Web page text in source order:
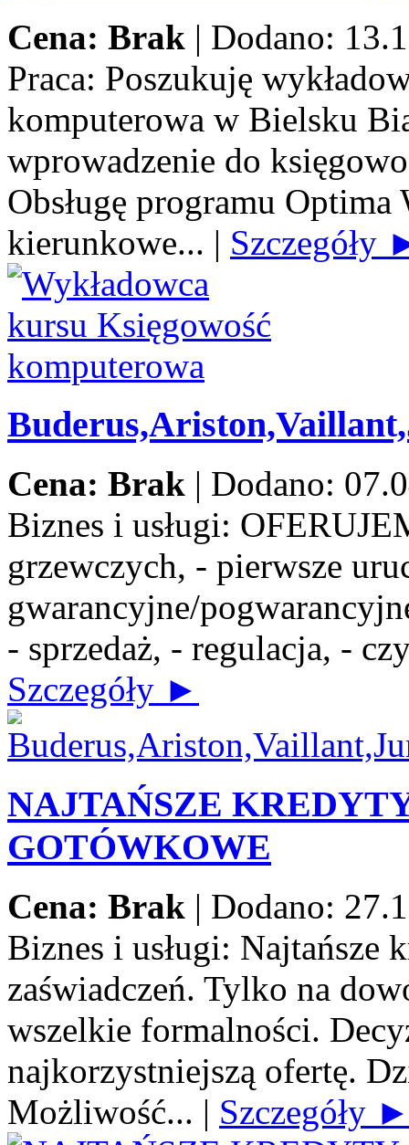
Cena: Brak | Dodano:
Praca: Poszukuję
komputerowa w Bielsku
wprowadzenie do
Obsługę programu Optima
kierunkowe... | Szczegóły
Cena: Brak | Dodano:
Biznes i usługi:
grzewczych, - pierwsze
gwarancyjne/
- sprzedaż, - regulacja, -
Szczegóły ►
NAJTAŃSZE
GOTÓWKOWE
Cena: Brak | Dodano:
Biznes i usługi: Najtańsze
zaświadczeń. Tylko na
wszelkie formalności.
najkorzystniejszą ofertę.
Możliwość... | Szczegóły